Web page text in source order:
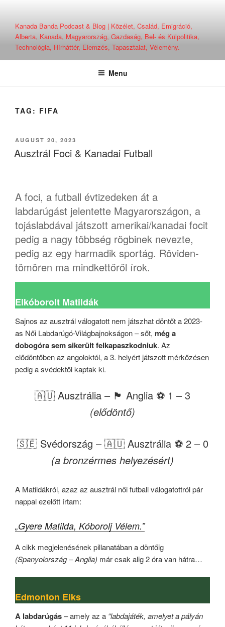
contentKanada Banda Podcast & Blog | Közélet, Család, Emigráció,
Alberta, Kanada, Magyarország, Gazdaság, Bel- és Külpolitika,
Technológia, Hírháttér, Elemzés, Tapasztalat, Vélemény.
Menu
TAG: FIFA
POSTED
ON
AUGUST 20, 2023
Ausztrál Foci & Kanadai Futball
A foci, a futball évtizedeken át a
labdarúgást jelentette Magyarországon, a
tojáslabdával játszott amerikai/kanadai focit
pedig a nagy többség rögbinek nevezte,
pedig az egy harmadik sportág. Röviden-
tömören ma mindkettőről írok.
Elkóborolt Matildák
Sajnos az ausztrál válogatott nem játszhat döntőt a 2023-
as Női Labdarúgó-Világbajnokságon – sőt, még a
dobogóra sem sikerült felkapaszkodniuk. Az
elődöntőben az angoloktól, a 3. helyért játszott mérkőzésen
pedig a svédektől kaptak ki.
🇦🇺 Ausztrália – 🏴󠁧󠁢󠁥󠁮󠁧󠁿 Anglia ⚽️ 1 – 3
(elődöntő)
🇸🇪 Svédország – 🇦🇺 Ausztrália ⚽️ 2 – 0
(a bronzérmes helyezésért)
A Matildákról, azaz az ausztrál női futball válogatottról pár
nappal ezelőtt írtam:
„Gyere Matilda, Kóborolj Vélem.”
A cikk megjelenésének pillanatában a döntőig
(Spanyolország – Anglia) már csak alig 2 óra van hátra…
Edmonton Elks
A labdarúgás– amely az a “labdajáték, amelyet a pályán